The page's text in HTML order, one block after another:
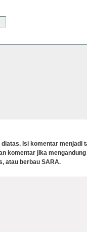
Isi komentar menjadi
komentar jika
atau berbau SARA.